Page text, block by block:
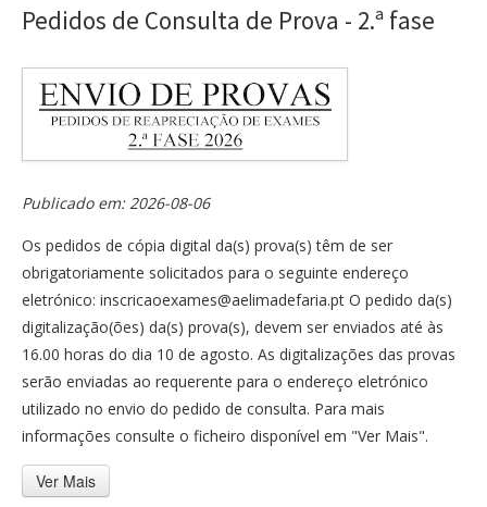
Pedidos de Consulta de Prova - 2.ª fase
Publicado em: 2026-08-06
Os pedidos de cópia digital da(s) prova(s) têm de ser
obrigatoriamente solicitados para o seguinte endereço
eletrónico: inscricaoexames@aelimadefaria.pt O pedido da(s)
digitalização(ões) da(s) prova(s), devem ser enviados até às
16.00 horas do dia 10 de agosto. As digitalizações das provas
serão enviadas ao requerente para o endereço eletrónico
utilizado no envio do pedido de consulta. Para mais
informações consulte o ficheiro disponível em "Ver Mais".
Ver Mais